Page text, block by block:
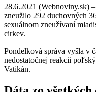
28.6.2021 (Webnoviny.sk)
zneužilo 292 duchovných
sexuálnom zneužívaní
cirkev.
Pondelková správa vyšla v
nedostatočnej reakcii
Vatikán.